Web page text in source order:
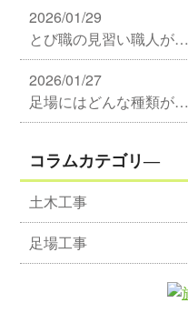
2026/01/29
とび職の見習い職人が…
2026/01/27
足場にはどんな種類が…
コラムカテゴリ―
土木工事
足場工事